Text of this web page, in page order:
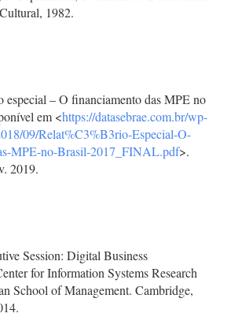
1982.
– O financiamento das MPE no
em <https://datasebrae.com.br/wp-
09/Relat%C3%B3rio-Especial-O-
MPE-no-Brasil-2017_FINAL.pdf>.
2019.
Session: Digital Business
for Information Systems Research
School of Management. Cambridge,